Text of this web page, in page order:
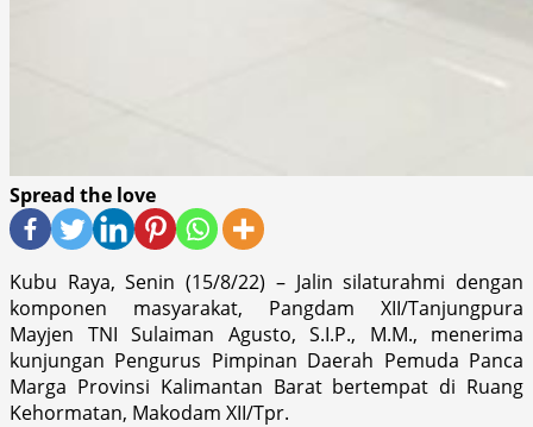
Spread the love
Kubu Raya, Senin (15/8/22) – Jalin silaturahmi dengan
komponen masyarakat, Pangdam XII/Tanjungpura
Mayjen TNI Sulaiman Agusto, S.I.P., M.M., menerima
kunjungan Pengurus Pimpinan Daerah Pemuda Panca
Marga Provinsi Kalimantan Barat bertempat di Ruang
Kehormatan, Makodam XII/Tpr.